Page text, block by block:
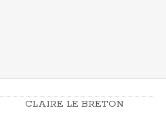
CLAIRE LE BRETON